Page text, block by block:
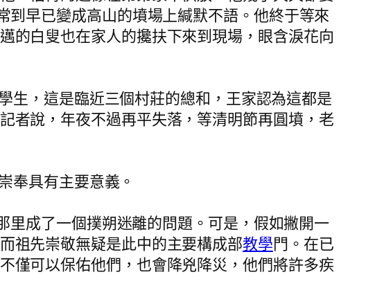
到早已變成高山的墳場上緘默不語。他終于等來
的白叟也在家人的攙扶下來到現場，眼含淚花向
生，這是臨近三個村莊的總和，王家認為這都是
者說，年夜不過再平失落，等清明節再圓墳，老
奉具有主要意義。
成了一個撲朔迷離的問題。可是，假如撇開一
祖先崇敬無疑是此中的主要構成部教學門。在已
僅可以保佑他們，也會降兇降災，他們將許多疾